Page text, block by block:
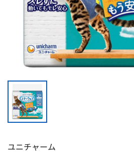
ユニチャーム